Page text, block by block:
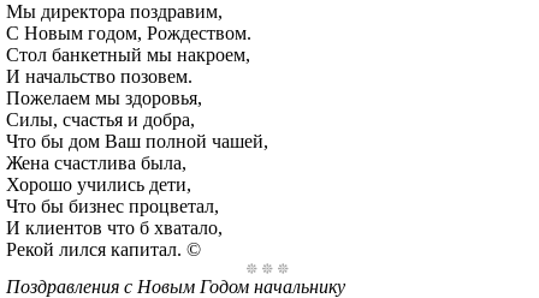
Мы директора поздравим,
С Новым годом, Рождеством.
Стол банкетный мы накроем,
И начальство позовем.
Пожелаем мы здоровья,
Силы, счастья и добра,
Что бы дом Ваш полной чашей,
Жена счастлива была,
Хорошо учились дети,
Что бы бизнес процветал,
И клиентов что б хватало,
Рекой лился капитал. ©
Поздравления с Новым Годом начальнику